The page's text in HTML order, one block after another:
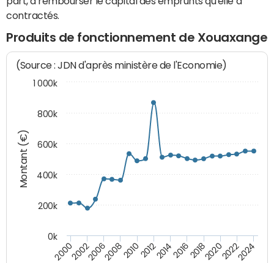
contractés.
Produits de fonctionnement de Xouaxange
Montant (€)
(Source : JDN d'après ministère de l'Economie)
200020022006200820102012201420162018202020222024
0k
200k
400k
600k
800k
1 000k